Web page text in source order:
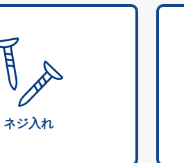
ネジ入れ